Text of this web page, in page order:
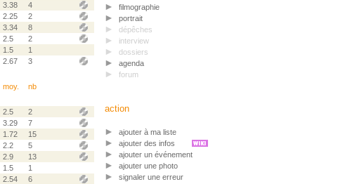
3.38
4
2.25
2
3.34
8
2.5
2
1.5
1
2.67 3
moy. nb
2.5
2
3.29
7
1.72
15
2.2
5
2.9
13
1.5
1
2.54
6
filmographie
portrait
dépêches
interview
dossiers
agenda
forum
action
ajouter à ma liste
ajouter des infos
ajouter un événement
ajouter une photo
signaler une erreur